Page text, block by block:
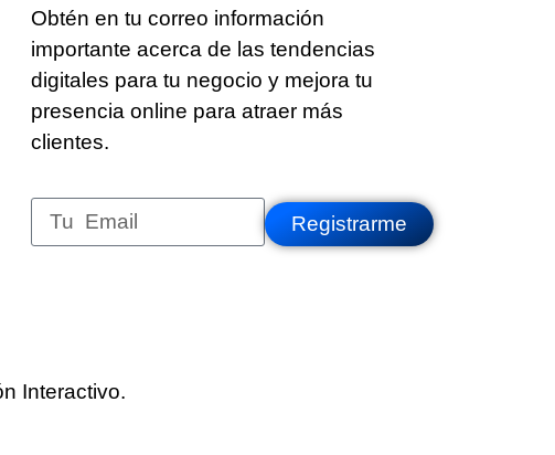
Obtén en tu correo información
importante acerca de las tendencias
digitales para tu negocio y mejora tu
presencia online para atraer más
clientes.
Registrarme
Interactivo.